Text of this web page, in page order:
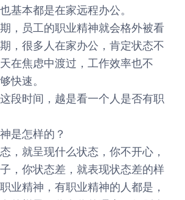
基本都是在家远程办公。
员工的职业精神就会格外被看
，很多人在家办公，肯定状态不
在焦虑中渡过，工作效率也不
快速。
时间，越是看一个人是否有职
怎样的？
就呈现什么状态，你不开心，
，你状态差，就表现状态差的样
业精神，有职业精神的人都是，